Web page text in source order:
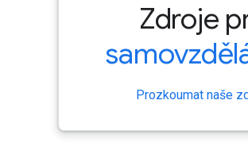
Zdroje
Prozkoumat naše